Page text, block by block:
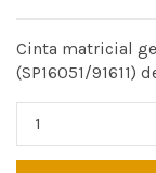
Cinta matricial
(SP16051/91611)